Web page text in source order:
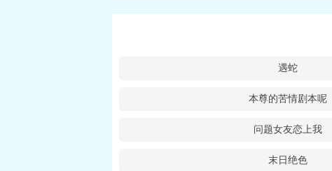
遇蛇
本尊的苦情剧本呢
问题女友恋上我
末日绝色